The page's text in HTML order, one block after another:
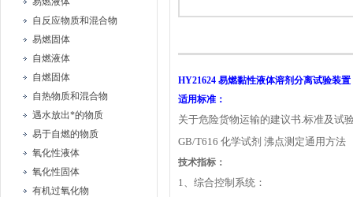
自反应物质和混合物
易燃固体
自燃液体
自燃固体
自热物质和混合物
遇水放出*的物质
易于自燃的物质
氧化性液体
氧化性固体
有机过氧化物
HY21624 易燃黏性液体溶剂分离试验装置
适用标准：
关于危险货物运输的建议书.标准及试
GB/T616 化学试剂 沸点测定通用方法
技术指标：
1、综合控制系统：